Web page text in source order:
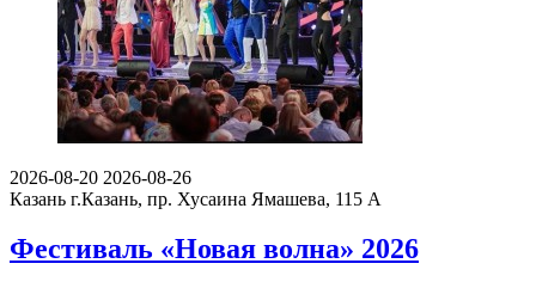
2026-08-20 2026-08-26
Казань г.Казань, пр. Хусаина Ямашева, 115 A
Фестиваль «Новая волна» 2026